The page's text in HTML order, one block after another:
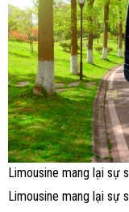
Limousine mang lại sự
Limousine mang lại sự